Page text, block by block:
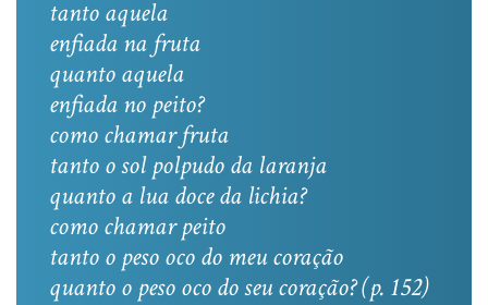
tanto aquela
enfiada na fruta
quanto aquela
enfiada no peito?
como chamar fruta
tanto o sol polpudo da laranja
quanto a lua doce da lichia?
como chamar peito
tanto o peso oco do meu coração
quanto o peso oco do seu coração? (p. 152)